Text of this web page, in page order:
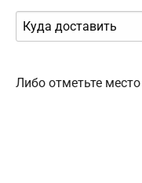
Либо отметьте место